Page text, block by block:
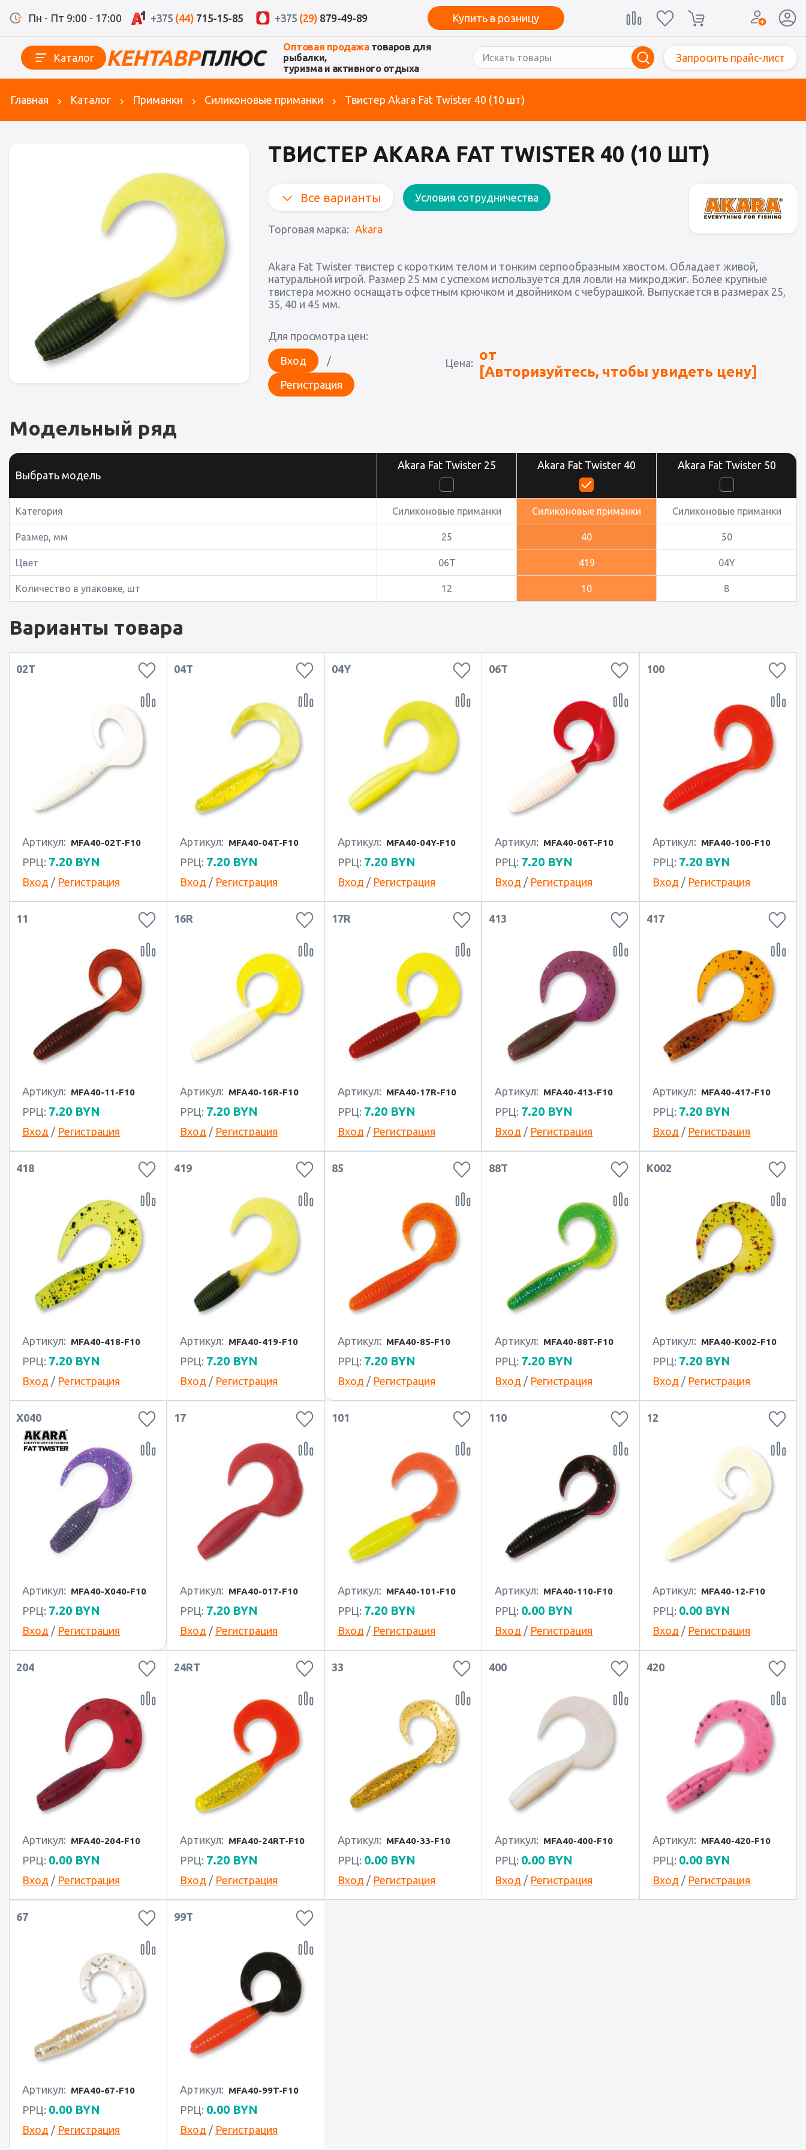
Пн - Пт 9:00 - 17:00 +375 (44) 715-15-85 +375 (29) 879-49-89 Купить в розницу
Каталог
Оптовая продажатоваров для
рыбалки,
туризма и активного отдыха
Запросить прайс-лист
Главная Каталог Приманки Силиконовые приманки Твистер Akara Fat Twister 40 (10 шт)
ТВИСТЕР AKARA FAT TWISTER 40 (10 ШТ)
Все варианты Условия сотрудничества
Торговая марка: Akara
Akara Fat Twister твистер с коротким телом и тонким серпообразным хвостом. Обладает живой,
натуральной игрой. Размер 25 мм с успехом используется для ловли на микроджиг. Более крупные
твистера можно оснащать офсетным крючком и двойником с чебурашкой. Выпускается в размерах 25,
35, 40 и 45 мм.
Для просмотра цен:
Вход
/
Регистрация
Цена:
от
[Авторизуйтесь, чтобы увидеть цену]
Модельный ряд
Выбрать модель
Akara Fat Twister 25 Akara Fat Twister 40 Akara Fat Twister 50
Категория Силиконовые приманки Силиконовые приманки Силиконовые приманки
Размер, мм 25 40 50
Цвет 06T 419 04Y
Количество в упаковке, шт 12 10 8
Варианты товара
02T
Артикул: MFA40-02T-F10
РРЦ: 7.20 BYN
Вход / Регистрация
04T
Артикул: MFA40-04T-F10
РРЦ: 7.20BYN
Вход / Регистрация
04Y
Артикул: MFA40-04Y-F10
РРЦ: 7.20BYN
Вход / Регистрация
06T
Артикул: MFA40-06T-F10
РРЦ: 7.20 BYN
Вход / Регистрация
100
Артикул: MFA40-100-F10
РРЦ: 7.20 BYN
Вход / Регистрация
11
Артикул: MFA40-11-F10
РРЦ: 7.20 BYN
Вход / Регистрация
16R
Артикул: MFA40-16R-F10
РРЦ: 7.20BYN
Вход / Регистрация
17R
Артикул: MFA40-17R-F10
РРЦ: 7.20BYN
Вход / Регистрация
413
Артикул: MFA40-413-F10
РРЦ: 7.20 BYN
Вход / Регистрация
417
Артикул: MFA40-417-F10
РРЦ: 7.20 BYN
Вход / Регистрация
418
Артикул: MFA40-418-F10
РРЦ: 7.20 BYN
Вход / Регистрация
419
Артикул: MFA40-419-F10
РРЦ: 7.20BYN
Вход / Регистрация
85
Артикул: MFA40-85-F10
РРЦ: 7.20BYN
Вход / Регистрация
88T
Артикул: MFA40-88T-F10
РРЦ: 7.20 BYN
Вход / Регистрация
K002
Артикул: MFA40-K002-F10
РРЦ: 7.20 BYN
Вход / Регистрация
X040
Артикул: MFA40-X040-F10
РРЦ: 7.20 BYN
Вход / Регистрация
17
Артикул: MFA40-017-F10
РРЦ: 7.20BYN
Вход / Регистрация
101
Артикул: MFA40-101-F10
РРЦ: 7.20BYN
Вход / Регистрация
110
Артикул: MFA40-110-F10
РРЦ: 0.00 BYN
Вход / Регистрация
12
Артикул: MFA40-12-F10
РРЦ: 0.00 BYN
Вход / Регистрация
204
Артикул: MFA40-204-F10
РРЦ: 0.00 BYN
Вход / Регистрация
24RT
Артикул: MFA40-24RT-F10
РРЦ: 7.20BYN
Вход / Регистрация
33
Артикул: MFA40-33-F10
РРЦ: 0.00BYN
Вход / Регистрация
400
Артикул: MFA40-400-F10
РРЦ: 0.00 BYN
Вход / Регистрация
420
Артикул: MFA40-420-F10
РРЦ: 0.00 BYN
Вход / Регистрация
67
Артикул: MFA40-67-F10
РРЦ: 0.00 BYN
Вход / Регистрация
99T
Артикул: MFA40-99T-F10
РРЦ: 0.00BYN
Вход / Регистрация